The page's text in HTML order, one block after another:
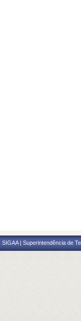
SIGAA | Superintendência de